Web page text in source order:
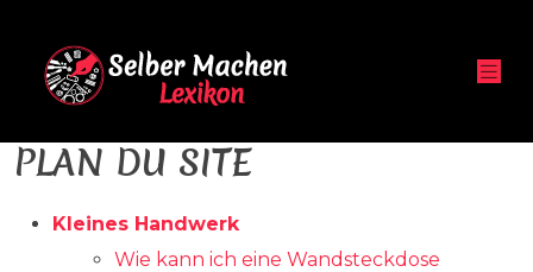
PLAN DU SITE
Kleines Handwerk
Wie kann ich eine Wandsteckdose